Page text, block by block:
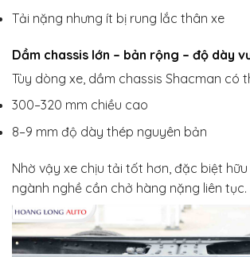
Tải nặng nhưng ít bị rung lắc thân xe
Dầm chassis lớn – bản rộng – độ dày
Tùy dòng xe, dầm chassis Shacman có
300–320 mm chiều cao
8–9 mm độ dày thép nguyên bản
Nhờ vậy xe chịu tải tốt hơn, đặc biệt
ngành nghề cần chở hàng nặng liên tục.